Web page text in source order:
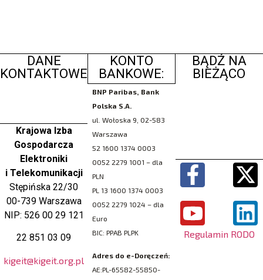
DANE
KONTAKTOWE
Krajowa Izba
Gospodarcza
Elektroniki
i Telekomunikacji
Stępińska 22/30
00-739 Warszawa
NIP: 526 00 29 121
22 851 03 09
kigeit@kigeit.org.pl
KONTO
BANKOWE:
BNP Paribas, Bank
Polska S.A.
ul. Wołoska 9, 02-583
Warszawa
52 1600 1374 0003
0052 2279 1001 – dla
PLN
PL 13 1600 1374 0003
0052 2279 1024 – dla
Euro
BIC: PPAB PLPK
Adres do e-Doręczeń:
AE:PL-65582-55850-
BĄDŹ NA
BIEŻĄCO
Regulamin RODO